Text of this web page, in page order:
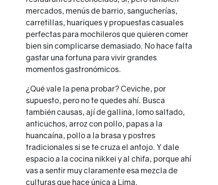
mercados, menús de barrio, sangucherías,
carretillas, huariques y propuestas casuales
perfectas para mochileros que quieren comer
bien sin complicarse demasiado. No hace falta
gastar una fortuna para vivir grandes
momentos gastronómicos.
¿Qué vale la pena probar? Ceviche, por
supuesto, pero no te quedes ahí. Busca
también causas, ají de gallina, lomo saltado,
anticuchos, arroz con pollo, papas a la
huancaína, pollo a la brasa y postres
tradicionales si se te cruza el antojo. Y dale
espacio a la cocina nikkei y al chifa, porque ahí
vas a sentir muy claramente esa mezcla de
culturas que hace única a Lima.